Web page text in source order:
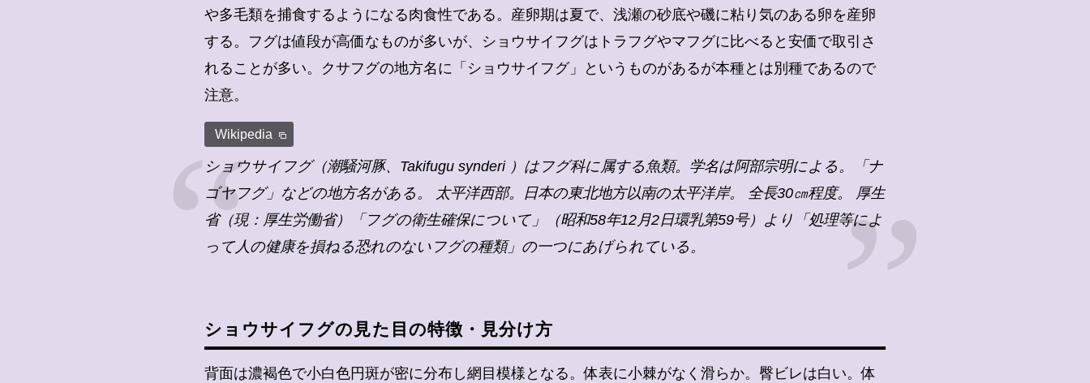
や多毛類を捕食するようになる肉食性である。産卵期は夏で、浅瀬の砂底や磯に粘り気のある卵を産卵
する。フグは値段が高価なものが多いが、ショウサイフグはトラフグやマフグに比べると安価で取引さ
れることが多い。クサフグの地方名に「ショウサイフグ」というものがあるが本種とは別種であるので
注意。
Wikipedia
ショウサイフグ（潮騒河豚、Takifugu synderi ）はフグ科に属する魚類。学名は阿部宗明による。「ナ
ゴヤフグ」などの地方名がある。 太平洋西部。日本の東北地方以南の太平洋岸。 全長30㎝程度。 厚生
省（現：厚生労働省）「フグの衛生確保について」（昭和58年12月2日環乳第59号）より「処理等によ
って人の健康を損ねる恐れのないフグの種類」の一つにあげられている。
ショウサイフグの見た目の特徴・見分け方
背面は濃褐色で小白色円斑が密に分布し網目模様となる。体表に小棘がなく滑らか。臀ビレは白い。体